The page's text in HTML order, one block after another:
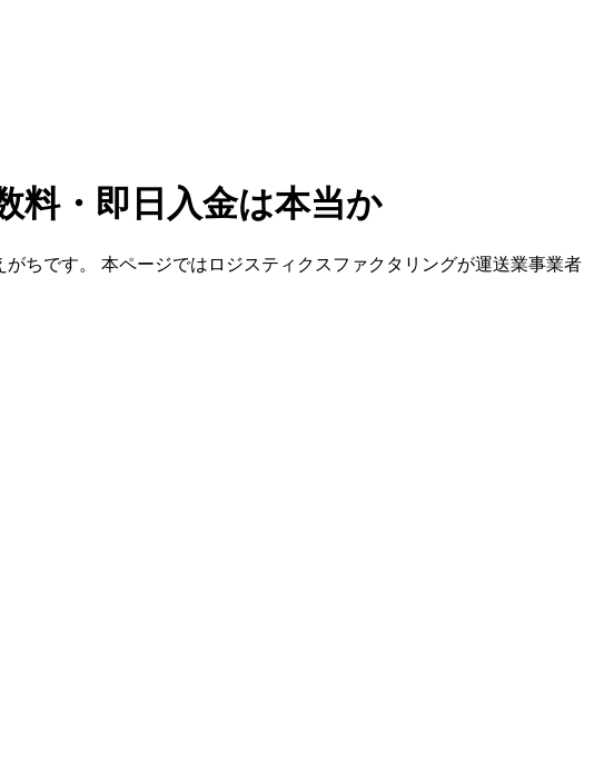
料・即日入金は本当か
ちです。 本ページでは ロジスティクスファクタリングが運送業事業者